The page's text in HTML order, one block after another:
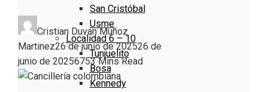
San Cristóbal
Usme
Localidad 6 – 10
Tunjuelito
Bosa
Kennedy
Cristian Duvan Muñoz
Martinez26 de junio de 202526 de
junio de 20256753 Mins Read